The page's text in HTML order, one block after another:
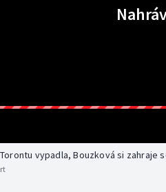
vypadla, Bouzková si zahraje